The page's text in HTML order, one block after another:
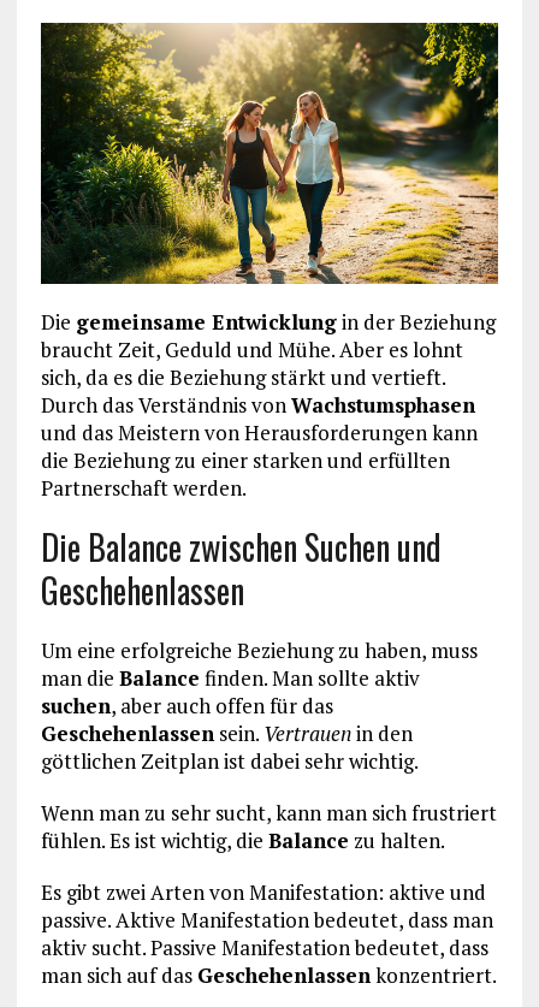
Die gemeinsame Entwicklungin der Beziehung
braucht Zeit, Geduld und Mühe. Aber es lohnt
sich, da es die Beziehung stärkt und vertieft.
Durch das Verständnis vonWachstumsphasen
und das Meistern von Herausforderungen kann
die Beziehung zu einer starken und erfüllten
Partnerschaft werden.
Die Balance zwischen Suchen und
Geschehenlassen
Um eine erfolgreiche Beziehung zu haben, muss
man die Balance finden. Man sollte aktiv
suchen, aber auch offen für das
Geschehenlassensein. Vertrauenin den
göttlichen Zeitplan ist dabei sehr wichtig.
Wenn man zu sehr sucht, kann man sich frustriert
fühlen. Es ist wichtig, die Balance zu halten.
Es gibt zwei Arten von Manifestation: aktive und
passive. Aktive Manifestation bedeutet, dass man
aktiv sucht. Passive Manifestation bedeutet, dass
man sich auf das Geschehenlassenkonzentriert.